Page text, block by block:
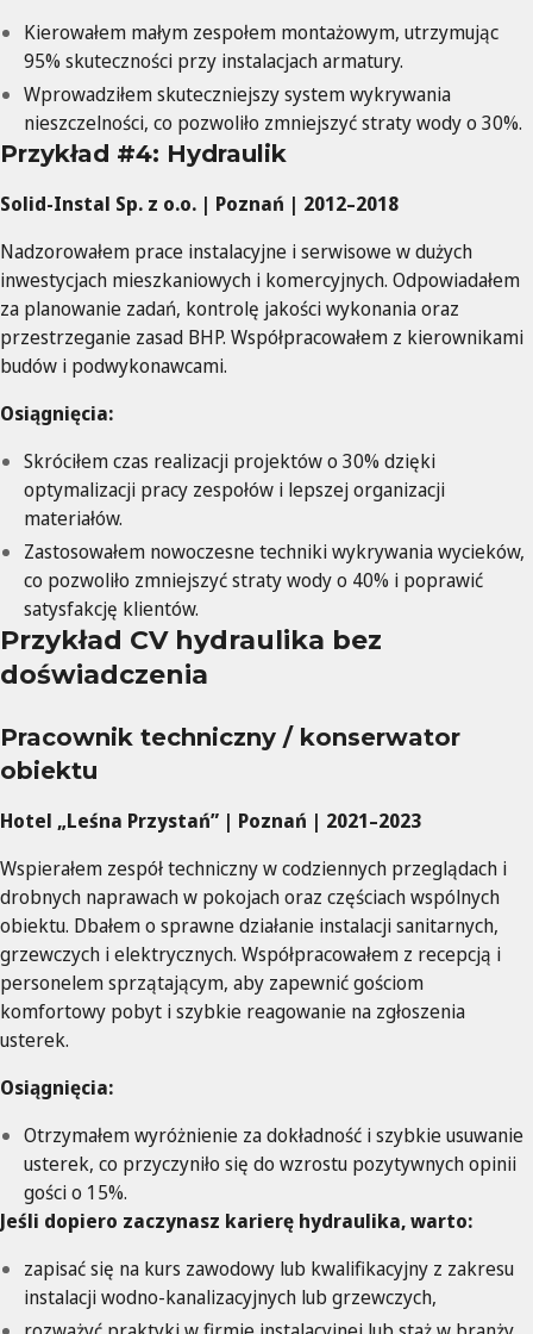
Kierowałem małym zespołem montażowym, utrzymując
95% skuteczności przy instalacjach armatury.
Wprowadziłem skuteczniejszy system wykrywania
nieszczelności, co pozwoliło zmniejszyć straty wody o 30%.
Przykład #4: Hydraulik
Solid-Instal Sp. z o.o. | Poznań | 2012–2018
Nadzorowałem prace instalacyjne i serwisowe w dużych
inwestycjach mieszkaniowych i komercyjnych. Odpowiadałem
za planowanie zadań, kontrolę jakości wykonania oraz
przestrzeganie zasad BHP. Współpracowałem z kierownikami
budów i podwykonawcami.
Osiągnięcia:
Skróciłem czas realizacji projektów o 30% dzięki
optymalizacji pracy zespołów i lepszej organizacji
materiałów.
Zastosowałem nowoczesne techniki wykrywania wycieków,
co pozwoliło zmniejszyć straty wody o 40% i poprawić
satysfakcję klientów.
Przykład CV hydraulika bez
doświadczenia
Pracownik techniczny / konserwator
obiektu
Hotel „Leśna Przystań” | Poznań | 2021–2023
Wspierałem zespół techniczny w codziennych przeglądach i
drobnych naprawach w pokojach oraz częściach wspólnych
obiektu. Dbałem o sprawne działanie instalacji sanitarnych,
grzewczych i elektrycznych. Współpracowałem z recepcją i
personelem sprzątającym, aby zapewnić gościom
komfortowy pobyt i szybkie reagowanie na zgłoszenia
usterek.
Osiągnięcia:
Otrzymałem wyróżnienie za dokładność i szybkie usuwanie
usterek, co przyczyniło się do wzrostu pozytywnych opinii
gości o 15%.
Jeśli dopiero zaczynasz karierę hydraulika, warto:
zapisać się na kurs zawodowy lub kwalifikacyjny z zakresu
instalacji wodno-kanalizacyjnych lub grzewczych,